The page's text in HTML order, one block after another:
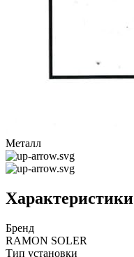
Металл
Характеристики
Бренд
RAMON SOLER
Тип установки